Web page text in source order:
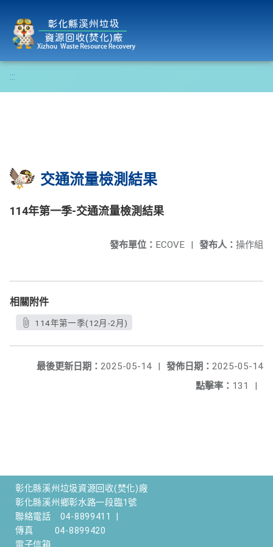
:::
交通流量檢測結果
114年第一季-交通流量檢測結果
發布人： 操作組
發布單位： ECOVE |
相關附件
114年第一季(12月-2月)
發佈日期： 2025-05-14
最後更新日期： 2025-05-14
|
點擊率： 131 |
彰化縣溪州垃圾資源回收(焚化)廠
彰化縣溪州鄉彰水路一段臨1號
聯絡電話
04-8899411
傳真
04-8899420
電子信箱